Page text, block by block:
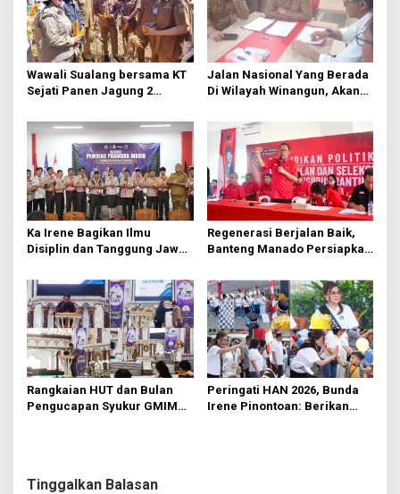
i
p
o
s
Wawali Sualang bersama KT
Sejati Panen Jagung 2
Jalan Nasional Yang Berada
Di Wilayah Winangun, Akan
Ka Irene Bagikan Ilmu
Disiplin dan Tanggung Jawab
Manado
Regenerasi Berjalan Baik,
Banteng Manado Persiapkan
Rumput
Rangkaian HUT dan Bulan
Pengucapan Syukur GMIM
Peringati HAN 2026, Bunda
Irene Pinontoan: Berikan
Tinggalkan Balasan